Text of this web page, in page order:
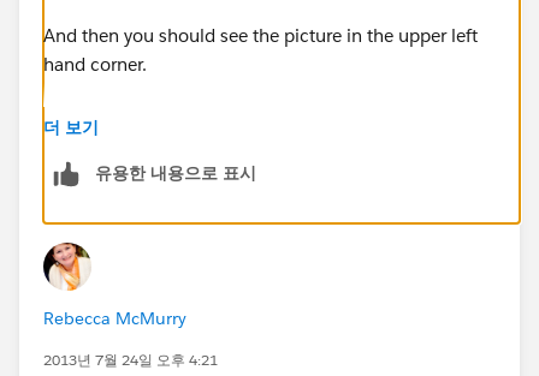
And then you should see the picture in the upper left
hand corner.
Best of luck!
더 보기
유용한 내용으로 표시
Rebecca McMurry
2013년 7월 24일 오후 4:21